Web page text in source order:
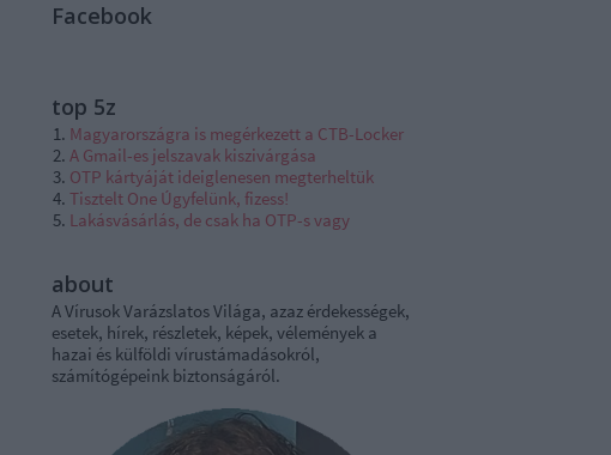
Facebook
top 5z
Magyarországra is megérkezett a CTB-Locker
A Gmail-es jelszavak kiszivárgása
OTP kártyáját ideiglenesen megterheltük
Tisztelt One Úgyfelünk, fizess!
Lakásvásárlás, de csak ha OTP-s vagy
about
A Vírusok Varázslatos Világa, azaz érdekességek,
esetek, hírek, részletek, képek, vélemények a
hazai és külföldi vírustámadásokról,
számítógépeink biztonságáról.